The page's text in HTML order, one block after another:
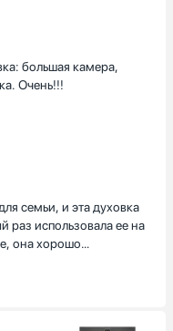
большая камера,
Очень!!!
семьи, и эта духовка
раз использовала ее на
она хорошо
большого противня.